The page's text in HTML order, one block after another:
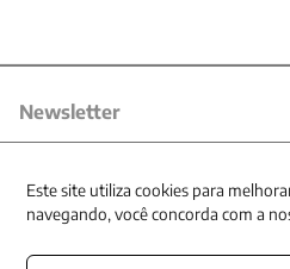
Newsletter
Este site utiliza cookies para
navegando, você concorda com a